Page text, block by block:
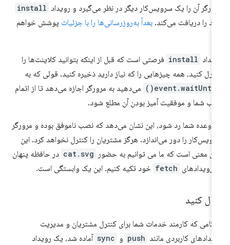
آن را یک سرویس‌کار دیگر در نظر می‌گیرد و رویداد install
را دریافت می‌کند.بعداً به‌روزرسانی‌ها را با جزئیاتپوشش خواهم
install فرصتی است که قبل از اینکه بتوانید کلاینت‌ها را
کنید، همه چیزهایی را که نیاز دارید ذخیره کنید. قولی که به
می‌دهید به مرورگر اجازه می‌دهد تا از اتمام
شما و موفقیت آمیز بودن آن مطلع شود.
وعده شما رد شود، این نشان می‌دهد که نصب ناموفق بوده و مرورگر
را دور می‌اندازد. هرگز مشتریان را کنترل نخواهد کرد. این
معنی است که ما می توانیم به حضور cat.svg در حافظه پنهان
رویدادهای fetch خود تکیه کنیم. این یک وابستگی است.
کنید
که کارمند خدمات شما برای کنترل مشتریان و مدیریت
کاربردی مانند push و sync آماده شد، یک رویداد